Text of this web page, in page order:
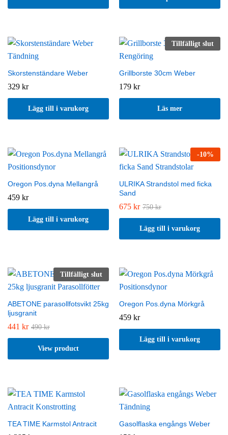
Skorstenständare Weber
329 kr
Lägg till i varukorg
Tillfälligt slut
Grillborste 30cm Weber
179 kr
Läs mer
Oregon Pos.dyna Mellangrå
459 kr
Lägg till i varukorg
-10%
ULRIKA Strandstol med ficka
Sand
675 kr 750kr
Lägg till i varukorg
Tillfälligt slut
ABETONE parasollfotsvikt 25kg
ljusgranit
441 kr 490kr
View product
Oregon Pos.dyna Mörkgrå
459 kr
Lägg till i varukorg
TEA TIME Karmstol Antracit Gasolflaska engångs Weber